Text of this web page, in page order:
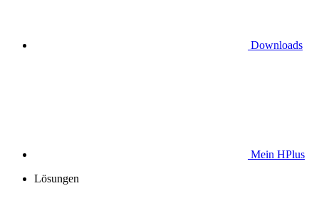
Downloads
Mein HPlus
Lösungen